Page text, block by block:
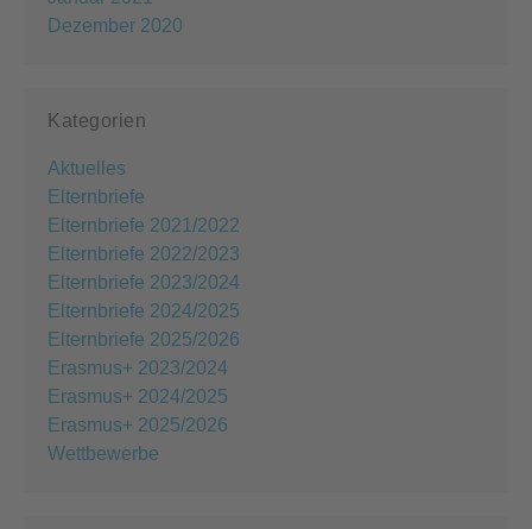
Dezember 2020
Kategorien
Aktuelles
Elternbriefe
Elternbriefe 2021/2022
Elternbriefe 2022/2023
Elternbriefe 2023/2024
Elternbriefe 2024/2025
Elternbriefe 2025/2026
Erasmus+ 2023/2024
Erasmus+ 2024/2025
Erasmus+ 2025/2026
Wettbewerbe